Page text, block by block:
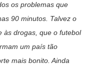
os problemas que
90 minutos. Talvez o
às drogas, que o futebol
um país tão
mais bonito. Ainda